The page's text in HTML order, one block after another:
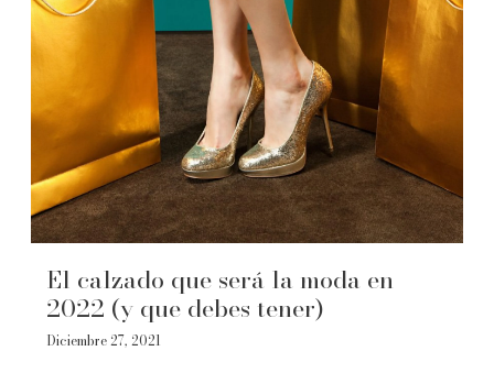
El calzado que será la moda en
2022 (y que debes tener)
Diciembre 27, 2021